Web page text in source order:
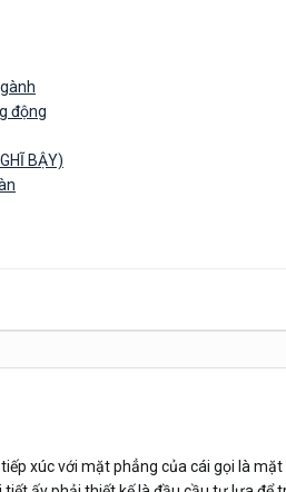
động
BẬY)
xúc với mặt phẳng của cái gọi là